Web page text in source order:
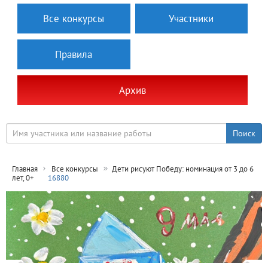
Все конкурсы Участники
Правила
Архив
Главная Все конкурсы
Дети рисуют Победу: номинация от 3 до 6
лет, 0+
16880